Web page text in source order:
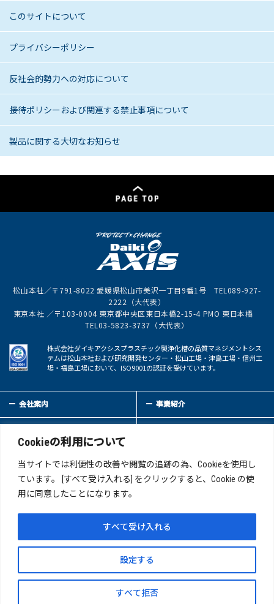
Cookieの利用について
当サイトでは利便性の改善や閲覧の追跡の為、Cookieを使用し
ています。 [すべて受け入れる] をクリックすると、Cookie の使
用に同意したことになります。
設定する
すべて拒否
すべて受け入れる
このサイトについて
プライバシーポリシー
反社会的勢力への対応について
接待ポリシーおよび関連する禁止事項について
製品に関する大切なお知らせ
松山本社／〒791-8022 愛媛県松山市美沢一丁目9番1号 TEL089-927-
2222（大代表）
東京本社 ／〒103-0004 東京都中央区東日本橋2-15-4 PMO 東日本橋
TEL03-5823-3737（大代表）
株式会社ダイキアクシスプラスチック製浄化槽の品質マネジメントシス
テムは松山本社および研究開発センター・松山工場・津島工場・信州工
場・福島工場において、ISO9001の認証を受けています。
会社案内 事業紹介
お問い合わせ
このサイトについて プライバシーポリシー
反社会的勢力への対応について
接待ポリシーおよび関連する禁止事項について
Copyright(C)DAIKI AXIS CO.,LTD Allrights reserved.